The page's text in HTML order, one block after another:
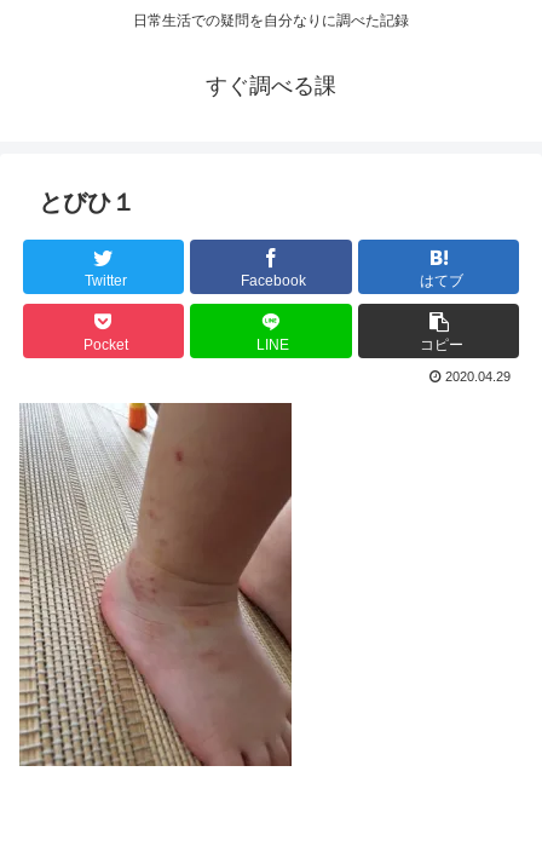
日常生活での疑問を自分なりに調べた記録
すぐ調べる課
とびひ１
Twitter Facebook はてブ
Pocket LINE コピー
2020.04.29